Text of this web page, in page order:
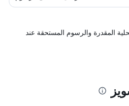
المقدرة والرسوم المستحقة عند